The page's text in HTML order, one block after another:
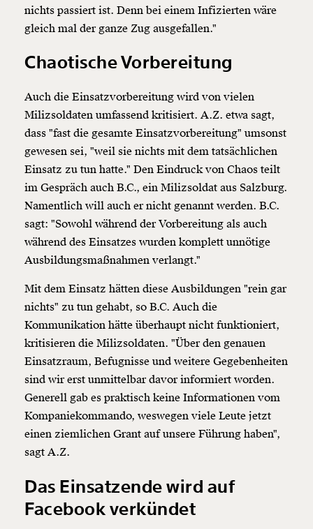
nichts passiert ist. Denn bei einem Infizierten wäre
gleich mal der ganze Zug ausgefallen."
Chaotische Vorbereitung
Auch die Einsatzvorbereitung wird von vielen
Milizsoldaten umfassend kritisiert. A.Z. etwa sagt,
dass "fast die gesamte Einsatzvorbereitung" umsonst
gewesen sei, "weil sie nichts mit dem tatsächlichen
Einsatz zu tun hatte." Den Eindruck von Chaos teilt
im Gespräch auch B.C., ein Milizsoldat aus Salzburg.
Namentlich will auch er nicht genannt werden. B.C.
sagt: "Sowohl während der Vorbereitung als auch
während des Einsatzes wurden komplett unnötige
Ausbildungsmaßnahmen verlangt."
Mit dem Einsatz hätten diese Ausbildungen "rein gar
nichts" zu tun gehabt, so B.C. Auch die
Kommunikation hätte überhaupt nicht funktioniert,
kritisieren die Milizsoldaten. "Über den genauen
Einsatzraum, Befugnisse und weitere Gegebenheiten
sind wir erst unmittelbar davor informiert worden.
Generell gab es praktisch keine Informationen vom
Kompaniekommando, weswegen viele Leute jetzt
einen ziemlichen Grant auf unsere Führung haben",
sagt A.Z.
Das Einsatzende wird auf
Facebook verkündet